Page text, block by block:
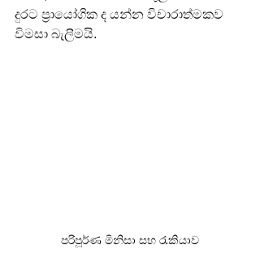
දුරට ප්‍රායෝගික ද යන්න විචාරාත්මකව
විමසා බැලීමයි.
පරිපූර්ණ මිනිසා සහ රැකියාව